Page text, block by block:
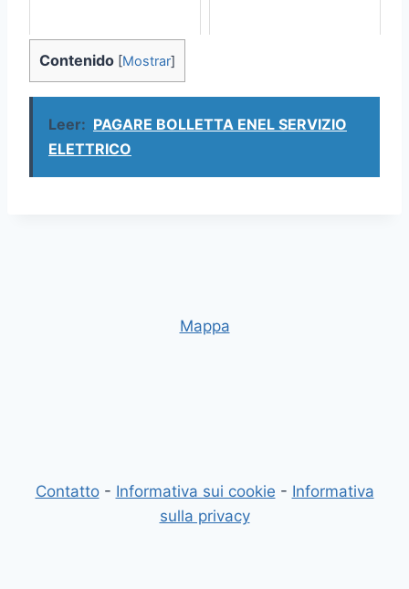
Contenido [Mostrar]
Leer: PAGARE BOLLETTA ENEL SERVIZIO
ELETTRICO
Mappa
Contatto- Informativa sui cookie - Informativa
sulla privacy